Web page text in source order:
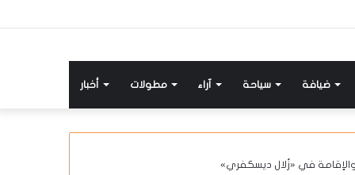
أخبار مطولات آراء سياحة ضيافة